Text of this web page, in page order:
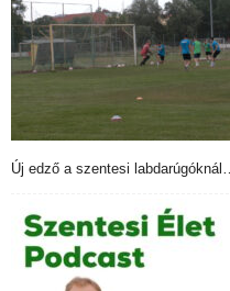
Új edző a szentesi labdarúgóknál…